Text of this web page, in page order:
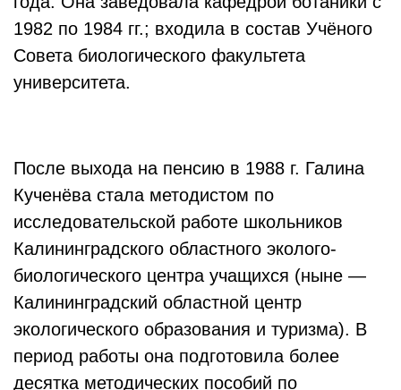
1982 по 1984 гг.; входила в состав Учёного
Совета биологического факультета
университета.
После выхода на пенсию в 1988 г. Галина
Кученёва стала методистом по
исследовательской работе школьников
Калининградского областного эколого-
биологического центра учащихся (ныне —
Калининградский областной центр
экологического образования и туризма). В
период работы она подготовила более
десятка методических пособий по